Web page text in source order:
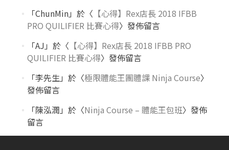
「ChunMin」於〈 【心得】Rex店長 2018 IFBB
PRO QUILIFIER 比賽心得〉發佈留言
「AJ 」於〈 【心得】Rex店長 2018 IFBB PRO
QUILIFIER 比賽心得〉發佈留言
「李先生 」於〈極限體能王團體課 Ninja Course〉
發佈留言
「陳泓潤 」於〈Ninja Course – 體能王包班〉發佈
留言